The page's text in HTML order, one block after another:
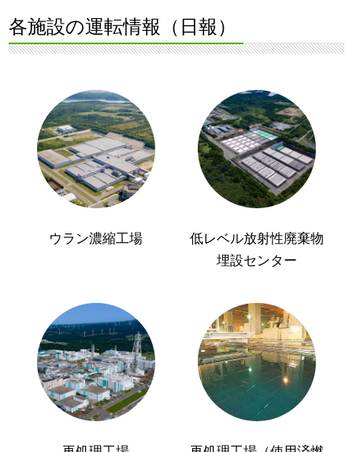
各施設の運転情報（日報）
ウラン濃縮工場
低レベル放射性廃棄物
埋設センター